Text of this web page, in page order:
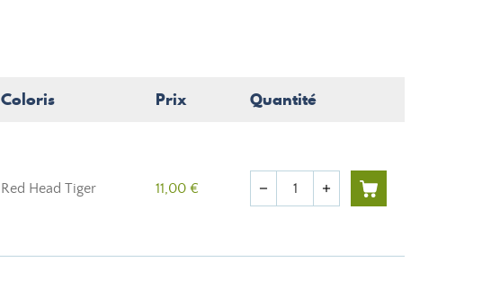
Coloris Prix Quantité
Red Head Tiger 11,00 € Quantité
remove add